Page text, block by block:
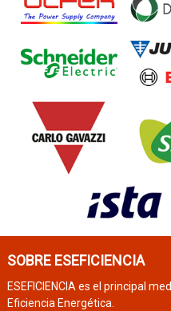
SOBRE ESEFICIENCIA
ESEFICIENCIA es el principal
Eficiencia Energética.